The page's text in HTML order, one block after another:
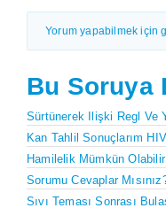
Yorum yapabilmek için
Bu Soruya
Sürtünerek Ilişki Regl Ve
Kan Tahlil Sonuçlarım
Hamilelik Mümkün
Sorumu Cevaplar
Sıvı Teması Sonrası